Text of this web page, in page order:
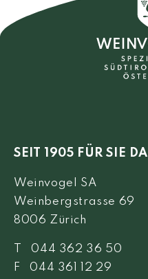
SEIT 1905 FÜR SIE DA
Weinvogel SA
Weinbergstrasse 69
8006 Zürich
T 044 362 36 50
F 044 361 12 29